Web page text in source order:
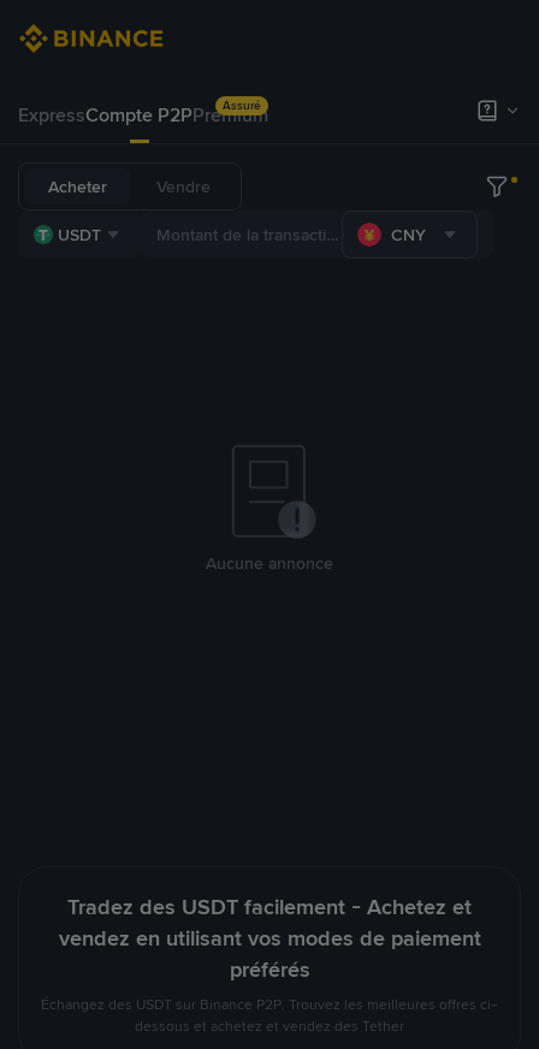
ExpressCompte P2PPremium
Assuré
Acheter Vendre
USDT CNY
Aucune annonce
Tradez des USDT facilement - Achetez et
vendez en utilisant vos modes de paiement
préférés
Échangez des USDT sur Binance P2P. Trouvez les meilleures offres ci-
dessous et achetez et vendez des Tether